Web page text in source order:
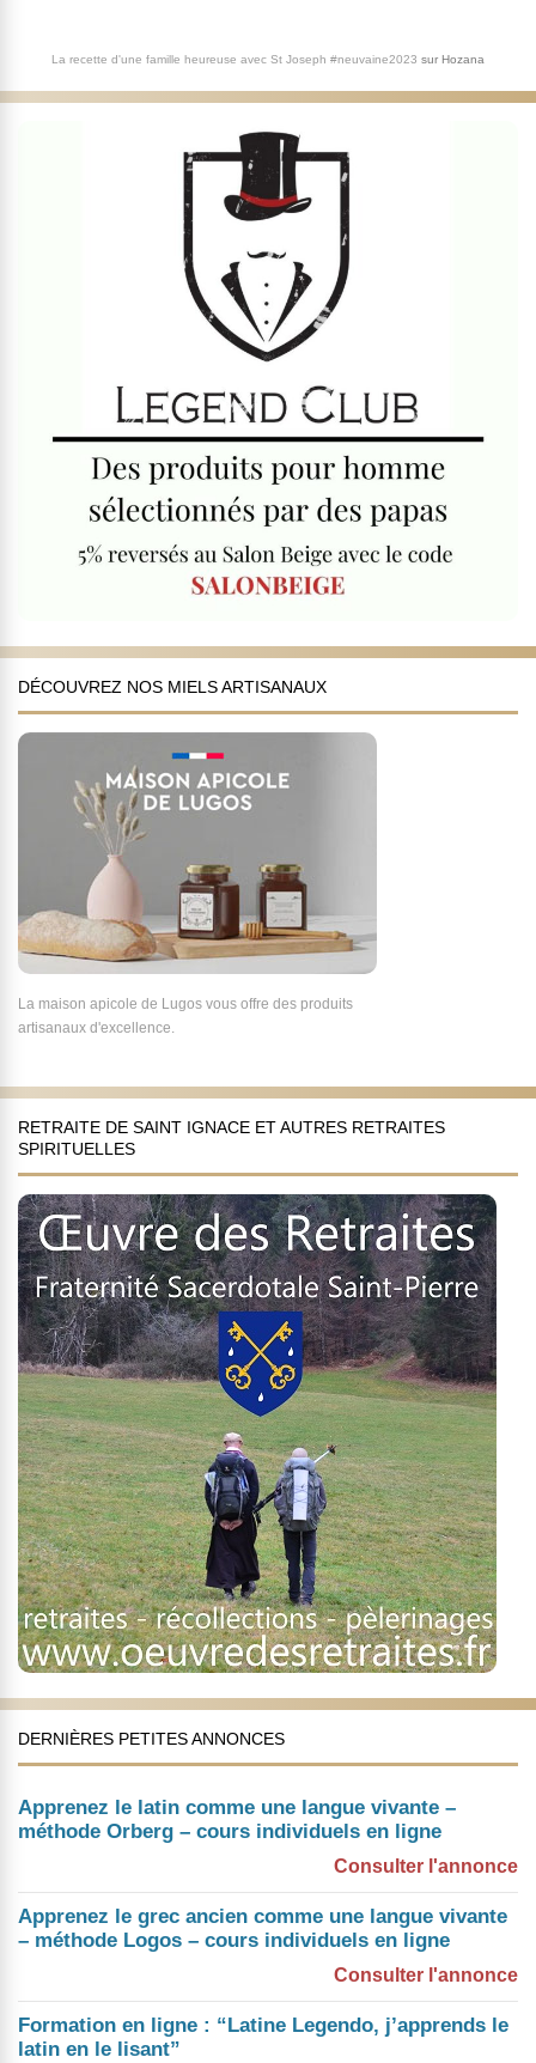
La recette d'une famille heureuse avec St Joseph #neuvaine2023 sur Hozana
DÉCOUVREZ NOS MIELS ARTISANAUX
La maison apicole de Lugos vous offre des produits
artisanaux d'excellence.
RETRAITE DE SAINT IGNACE ET AUTRES RETRAITES
SPIRITUELLES
DERNIÈRES PETITES ANNONCES
Apprenez le latin comme une langue vivante –
méthode Orberg – cours individuels en ligne
Consulter l'annonce
Apprenez le grec ancien comme une langue vivante
– méthode Logos – cours individuels en ligne
Consulter l'annonce
Formation en ligne : “Latine Legendo, j’apprends le
latin en le lisant”